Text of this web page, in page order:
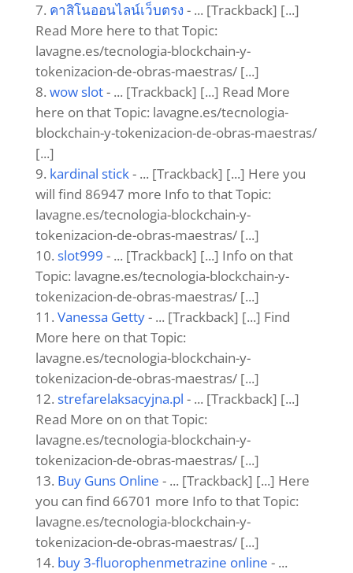
คาสิโนออนไลน์เว็บตรง - ... [Trackback] [...]
Read More here to that Topic:
lavagne.es/tecnologia-blockchain-y-
tokenizacion-de-obras-maestras/ [...]
wow slot- ... [Trackback] [...] Read More
here on that Topic: lavagne.es/tecnologia-
blockchain-y-tokenizacion-de-obras-maestras/
[...]
kardinal stick- ... [Trackback] [...] Here you
will find 86947 more Info to that Topic:
lavagne.es/tecnologia-blockchain-y-
tokenizacion-de-obras-maestras/ [...]
slot999 - ... [Trackback] [...] Info on that
Topic: lavagne.es/tecnologia-blockchain-y-
tokenizacion-de-obras-maestras/ [...]
Vanessa Getty- ... [Trackback] [...] Find
More here on that Topic:
lavagne.es/tecnologia-blockchain-y-
tokenizacion-de-obras-maestras/ [...]
strefarelaksacyjna.pl - ... [Trackback] [...]
Read More on on that Topic:
lavagne.es/tecnologia-blockchain-y-
tokenizacion-de-obras-maestras/ [...]
Buy Guns Online - ... [Trackback] [...] Here
you can find 66701 more Info to that Topic:
lavagne.es/tecnologia-blockchain-y-
tokenizacion-de-obras-maestras/ [...]
buy 3-fluorophenmetrazine online - ...